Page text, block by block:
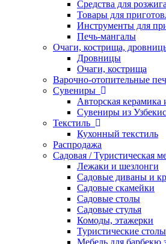
Средства для розжига
Товары для
Инструменты для
Печь-мангалы
Очаги, кострища,
Дровницы
Очаги, кострища
Варочно-отопительные
Сувениры
Авторская керамика
Сувениры из
Текстиль
Кухонный текстиль
Распродажа
Садовая / Туристическая
Лежаки и шезлонги
Садовые диваны и
Садовые скамейки
Садовые столы
Садовые стулья
Комоды, этажерки
Туристические столы
Мебель для барбекю